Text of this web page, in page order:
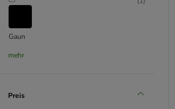
Gaun
mehr
Preis